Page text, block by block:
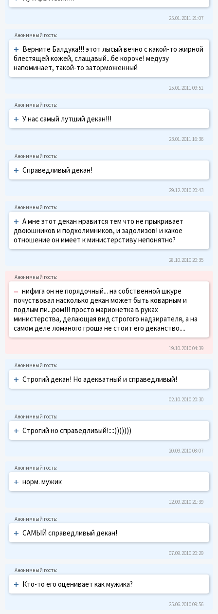
25.01.2011 21:07
+ Верните Балдука!!! этот лысый вечно с какой-то жирной
блестящей кожей, слащавый...бе короче! медузу
напоминает, такой-то заторможенный
25.01.2011 09:51
+ У нас самый лутший декан!!!
23.01.2011 16:36
+ Справедливый декан!
29.12.2010 20:43
+ А мне этот декан нравится тем что не прыкривает
двоюшников и подхолимников, и задолизов! и какое
отношение он имеет к министерстиву непонятно?
28.10.2010 20:35
– нифига он не порядочный... на собственной шкуре
почуствовал насколько декан может быть коварным и
подлым пи...ром!!! просто марионетка в руках
министерства, делающая вид строгого надзирателя, а на
самом деле ломаного гроша не стоит его деканство....
19.10.2010 04:39
+ Строгий декан! Но адекватный и справедливый!
02.10.2010 20:30
+ Строгий но справедливый!::::)))))))
20.09.2010 08:07
+ норм. мужик
12.09.2010 21:39
+ САМЫЙ справедливый декан!
07.09.2010 20:29
+ Кто-то его оценивает как мужика?
25.06.2010 09:56